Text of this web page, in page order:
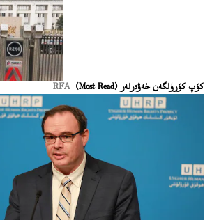
كۆپ كۆرۈلگەن خەۋەرلەر (Most Read) RFA